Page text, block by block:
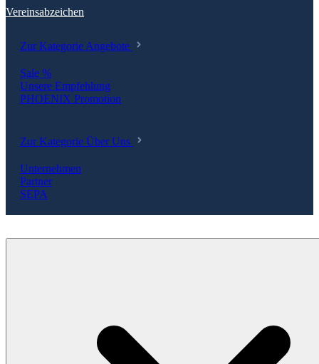
Vereinsabzeichen
Zur Kategorie Angebote
Sale %
Unsere Empfehlung
PHOENIX Promotion
Zur Kategorie Über Uns
Unternehmen
Partner
SEPA